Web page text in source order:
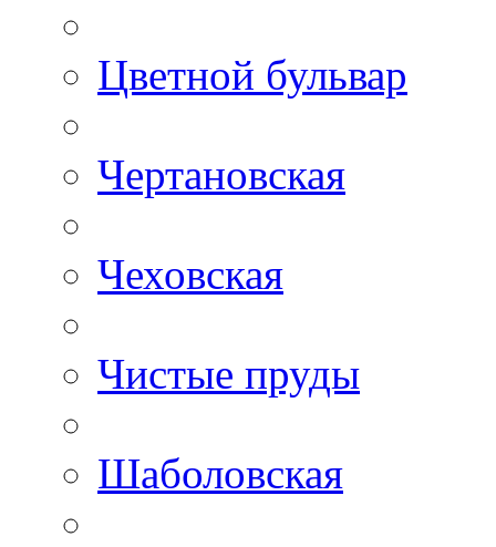
Цветной бульвар
Чертановская
Чеховская
Чистые пруды
Шаболовская